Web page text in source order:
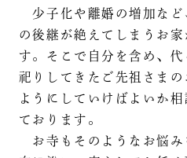
少子化や離婚の増加など
の後継が絶えてしまうお
す。そこで自分を含め、
祀りしてきたご先祖さま
ようにしていけばよいか
ております。
お寺もそのようなお悩み